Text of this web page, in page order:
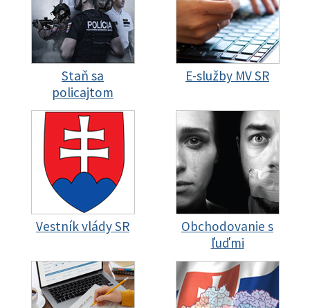
Staň sa
policajtom
E-služby MV SR
Vestník vlády SR
Obchodovanie s
ľuďmi